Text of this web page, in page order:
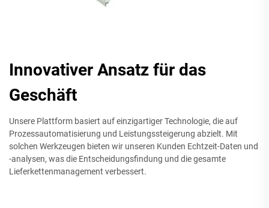
Innovativer Ansatz für das
Geschäft
Unsere Plattform basiert auf einzigartiger Technologie, die auf
Prozessautomatisierung und Leistungssteigerung abzielt. Mit
solchen Werkzeugen bieten wir unseren Kunden Echtzeit-Daten und
-analysen, was die Entscheidungsfindung und die gesamte
Lieferkettenmanagement verbessert.